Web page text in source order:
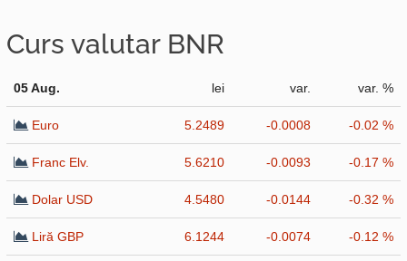
Curs valutar BNR
05 Aug. lei var. var. %
Euro 5.2489 -0.0008 -0.02 %
Franc Elv. 5.6210 -0.0093 -0.17 %
Dolar USD 4.5480 -0.0144 -0.32 %
Liră GBP 6.1244 -0.0074 -0.12 %